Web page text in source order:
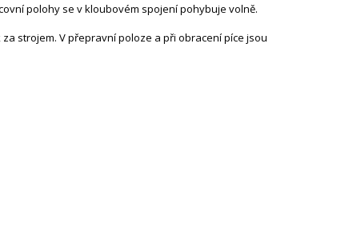
polohy se v kloubovém spojení pohybuje volně.
strojem. V přepravní poloze a při obracení píce jsou